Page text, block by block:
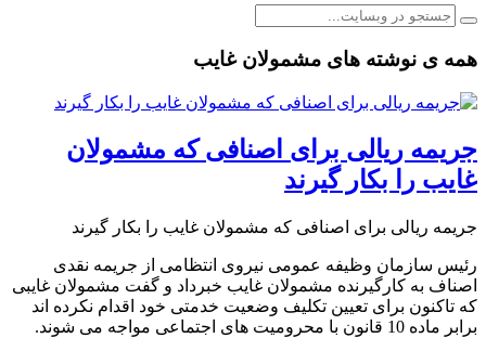
همه ی نوشته های مشمولان غایب
جریمه ریالی برای اصنافی که مشمولان
غایب را بکار گیرند
جریمه ریالی برای اصنافی که مشمولان غایب را بکار گیرند
رئیس سازمان وظیفه عمومی نیروی انتظامی از جریمه نقدی
اصناف به کارگیرنده مشمولان غایب خبرداد و گفت مشمولان غایبی
که تاکنون برای تعیین تکلیف وضعیت خدمتی خود اقدام نکرده اند
برابر ماده 10 قانون با محرومیت های اجتماعی مواجه می شوند.